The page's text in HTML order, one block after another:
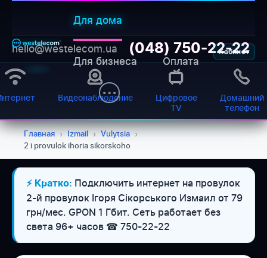
Для дома
Для бизнеса Оплата
Кабинет
hello@westelecom.ua (048) 750-22-22
Видеонаблюдение
Цифровое
TV
Домашний
телефон
Главная › Izmail › Vulytsia ›
2 i provulok ihoria sikorskoho
⚡ Кратко: Подключить интернет на провулок
2-й провулок Ігоря Сікорського Измаил от 79
грн/мес. GPON 1 Гбит. Сеть работает без
света 96+ часов ☎ 750-22-22
Онлайн-підтримка